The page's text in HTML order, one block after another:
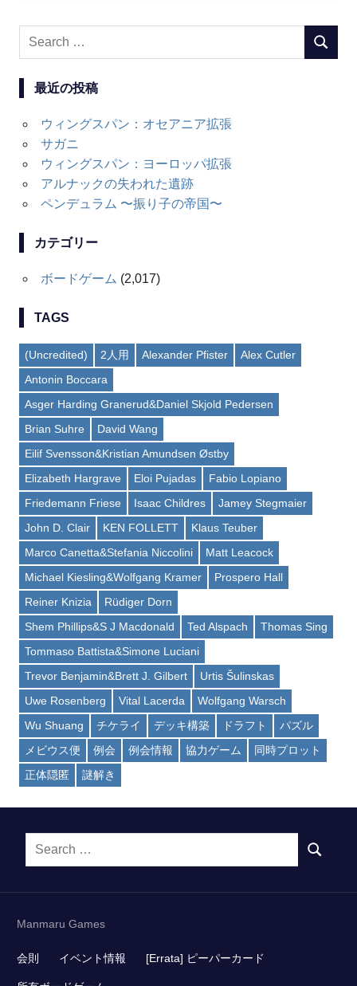
Search
最近の投稿
ウィングスパン：オセアニア拡張
サガニ
ウィングスパン：ヨーロッパ拡張
アルナックの失われた遺跡
ペンデュラム 〜振り子の帝国〜
カテゴリー
ボードゲーム (2,017)
TAGS
(Uncredited) 2人用 Alexander Pfister
Alex Cutler
Antonin Boccara
Asger Harding Granerud&Daniel Skjold Pedersen
Brian Suhre
David Wang
Eilif Svensson&Kristian Amundsen Østby
Elizabeth Hargrave
Eloi Pujadas
Fabio Lopiano
Friedemann Friese
Isaac Childres
Jamey Stegmaier
John D. Clair
KEN FOLLETT
Klaus Teuber
Marco Canetta&Stefania Niccolini
Matt Leacock
Michael Kiesling&Wolfgang Kramer
Prospero Hall
Reiner Knizia
Rüdiger Dorn
Shem Phillips&S J Macdonald
Ted Alspach
Thomas Sing
Tommaso Battista&Simone Luciani
Trevor Benjamin&Brett J. Gilbert
Urtis Šulinskas
Uwe Rosenberg
Vital Lacerda
Wolfgang Warsch
Wu Shuang
チケライ デッキ構築 ドラフト
パズル
メビウス便
例会 例会情報 協力ゲーム
同時プロット
正体隠匿
謎解き
Search
SEARCH
Manmaru Games
会則 イベント情報 [Errata] ピーパーカード